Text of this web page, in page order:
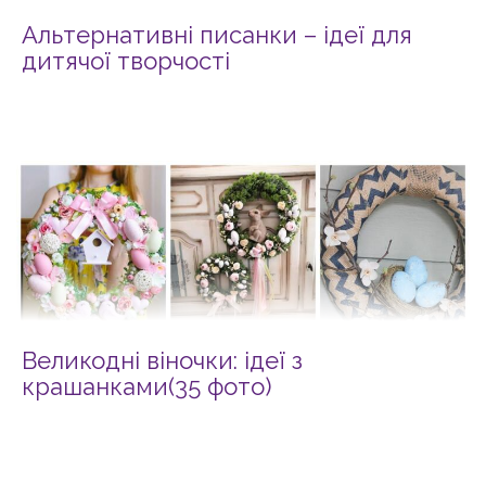
Альтернативні писанки – ідеї для
дитячої творчості
Великодні віночки: ідеї з
крашанками(35 фото)